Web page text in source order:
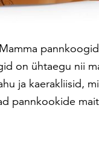
on ühtaegu nii
ja kaerakliisid,
pannkookide